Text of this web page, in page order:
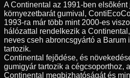
A Continental az 1991-ben elsõként
környezetbarát gumival,
1993-ra már több mint 2000-es
hálózattal rendelkezik a
neves cseh abroncsgyártó a Barum
tartozik.
Continental fejõdése, és
gumigyár tartozik a cégcsoporthoz,
Continental megbizhatóságát és